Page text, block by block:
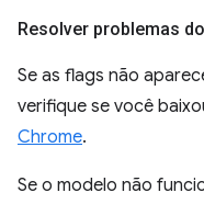
Resolver problemas
Se as flags não
verifique se você
Chrome.
Se o modelo não